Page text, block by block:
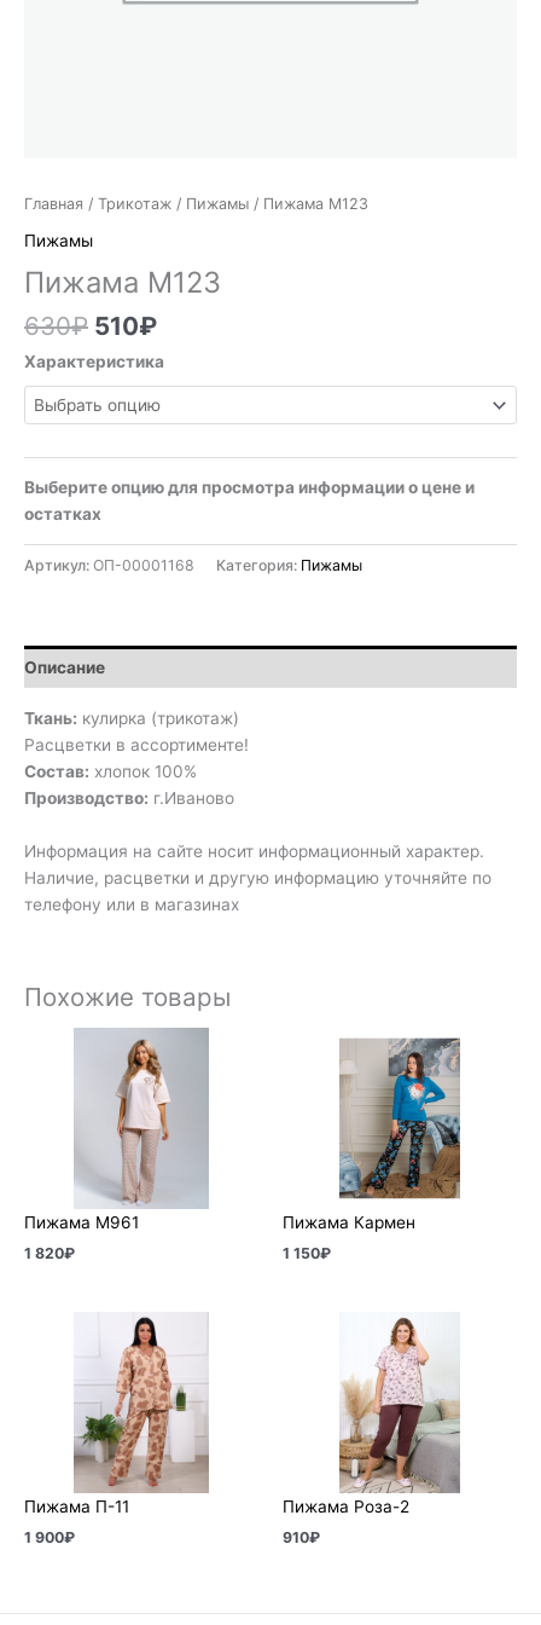
Главная / Трикотаж / Пижамы / Пижама М123
Пижамы
Пижама М123
630₽ 510₽
Характеристика
Выберите опцию для просмотра информации о цене и
остатках
Артикул: ОП-00001168 Категория: Пижамы
Описание
Ткань: кулирка (трикотаж)
Расцветки в ассортименте!
Состав: хлопок 100%
Производство: г.Иваново
Информация на сайте носит информационный характер.
Наличие, расцветки и другую информацию уточняйте по
телефону или в магазинах
Похожие товары
Пижама М961
1 820₽
Пижама Кармен
1 150₽
Пижама П-11
1 900₽
Пижама Роза-2
910₽